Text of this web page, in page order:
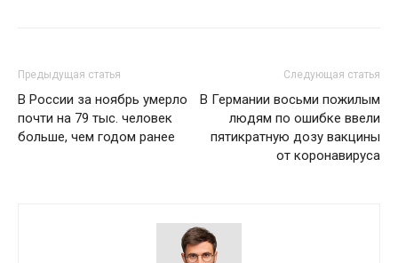
Предыдущая статья
В России за ноябрь умерло
почти на 79 тыс. человек
больше, чем годом ранее
Следующая статья
В Германии восьми пожилым
людям по ошибке ввели
пятикратную дозу вакцины
от коронавируса